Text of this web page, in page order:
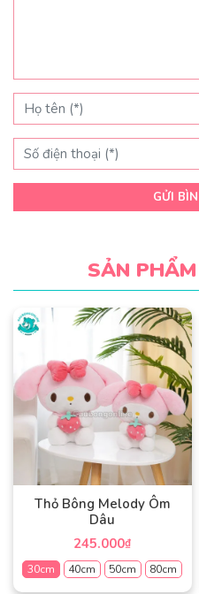
GỬI
SẢN
Thỏ Bông Melody Ôm
Dâu
245.000₫
30cm
40cm 50cm 80cm